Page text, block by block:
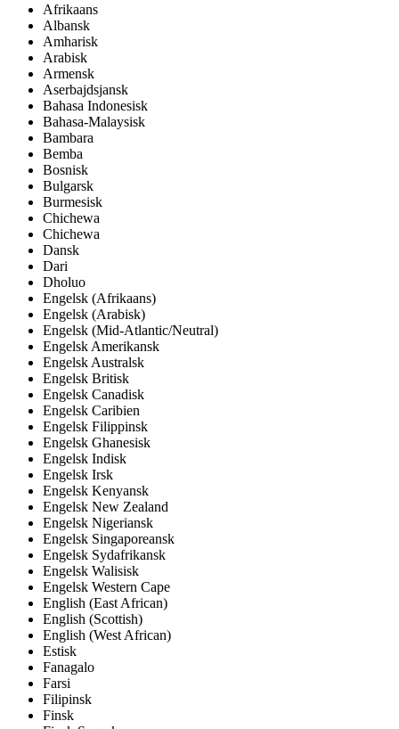
Afrikaans
Albansk
Amharisk
Arabisk
Armensk
Aserbajdsjansk
Bahasa Indonesisk
Bahasa-Malaysisk
Bambara
Bemba
Bosnisk
Bulgarsk
Burmesisk
Chichewa
Chichewa
Dansk
Dari
Dholuo
Engelsk (Afrikaans)
Engelsk (Arabisk)
Engelsk (Mid-Atlantic/Neutral)
Engelsk Amerikansk
Engelsk Australsk
Engelsk Britisk
Engelsk Canadisk
Engelsk Caribien
Engelsk Filippinsk
Engelsk Ghanesisk
Engelsk Indisk
Engelsk Irsk
Engelsk Kenyansk
Engelsk New Zealand
Engelsk Nigeriansk
Engelsk Singaporeansk
Engelsk Sydafrikansk
Engelsk Walisisk
Engelsk Western Cape
English (East African)
English (Scottish)
English (West African)
Estisk
Fanagalo
Farsi
Filipinsk
Finsk